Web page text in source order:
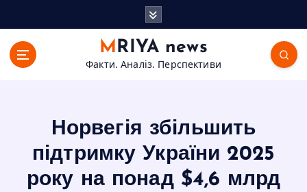
MRIYA news
Факти. Аналіз. Перспективи
Норвегія збільшить
підтримку України 2025
року на понад $4,6 млрд